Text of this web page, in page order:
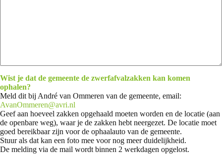
Wist je dat de gemeente de zwerfafvalzakken kan komen
ophalen?
Meld dit bij André van Ommeren van de gemeente, email:
AvanOmmeren@avri.nl
Geef aan hoeveel zakken opgehaald moeten worden en de locatie (aan
de openbare weg), waar je de zakken hebt neergezet. De locatie moet
goed bereikbaar zijn voor de ophaalauto van de gemeente.
Stuur als dat kan een foto mee voor nog meer duidelijkheid.
De melding via de mail wordt binnen 2 werkdagen opgelost.